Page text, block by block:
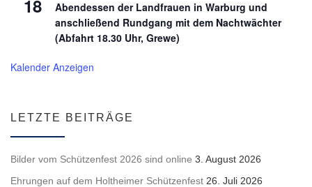
18
Abendessen der Landfrauen in Warburg und
anschließend Rundgang mit dem Nachtwächter
(Abfahrt 18.30 Uhr, Grewe)
Kalender Anzeigen
LETZTE BEITRÄGE
Bilder vom Schützenfest 2026 sind online 3. August 2026
Ehrungen auf dem Holtheimer Schützenfest 26. Juli 2026